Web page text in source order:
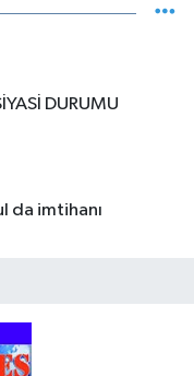
DURUMU
da imtihanı